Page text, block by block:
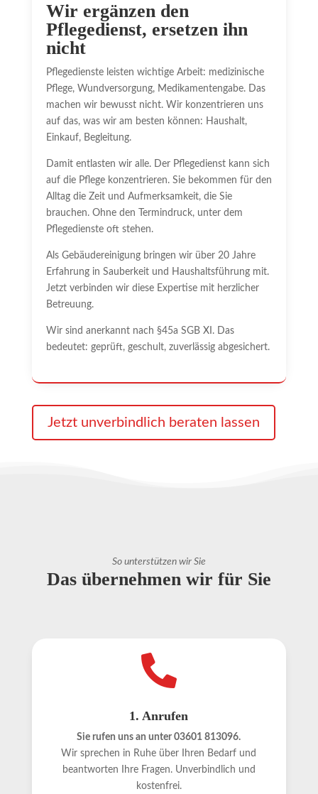
Wir ergänzen den
Pflegedienst, ersetzen ihn
nicht
Pflegedienste leisten wichtige Arbeit: medizinische
Pflege, Wundversorgung, Medikamentengabe. Das
machen wir bewusst nicht. Wir konzentrieren uns
auf das, was wir am besten können: Haushalt,
Einkauf, Begleitung.
Damit entlasten wir alle. Der Pflegedienst kann sich
auf die Pflege konzentrieren. Sie bekommen für den
Alltag die Zeit und Aufmerksamkeit, die Sie
brauchen. Ohne den Termindruck, unter dem
Pflegedienste oft stehen.
Als Gebäudereinigung bringen wir über 20 Jahre
Erfahrung in Sauberkeit und Haushaltsführung mit.
Jetzt verbinden wir diese Expertise mit herzlicher
Betreuung.
Wir sind anerkannt nach §45a SGB XI. Das
bedeutet: geprüft, geschult, zuverlässig abgesichert.
Jetzt unverbindlich beraten lassen
So unterstützen wir Sie
Das übernehmen wir für Sie

1. Anrufen
Sie rufen uns an unter 03601 813096.
Wir sprechen in Ruhe über Ihren Bedarf und
beantworten Ihre Fragen. Unverbindlich und
kostenfrei.